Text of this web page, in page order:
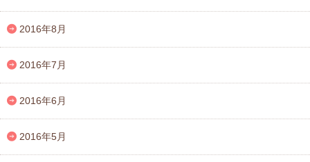
2016年8月
2016年7月
2016年6月
2016年5月